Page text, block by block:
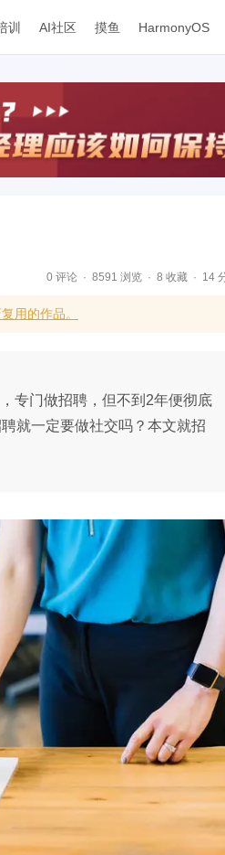
训 AI社区 摸鱼 HarmonyOS
0 评论 8591 浏览 8 收藏 14
用的作品。
专门做招聘，但不到2年便彻底
就一定要做社交吗？本文就招